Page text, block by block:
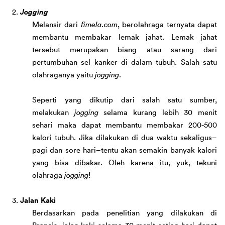
2. Jogging
Melansir dari fimela.com, berolahraga ternyata dapat
membantu membakar lemak jahat. Lemak jahat
tersebut merupakan biang atau sarang dari
pertumbuhan sel kanker di dalam tubuh. Salah satu
olahraganya yaitu jogging.
Seperti yang dikutip dari salah satu sumber,
melakukan jogging
sehari maka dapat membantu membakar 200-500
kalori tubuh. Jika dilakukan di dua waktu sekaligus–
pagi dan sore hari–tentu akan semakin banyak kalori
yang
bisa dibakar. Oleh karena itu, yuk, tekuni
olahraga jogging!
3. Jalan Kaki
Berdasarkan pada penelitian yang dilakukan di